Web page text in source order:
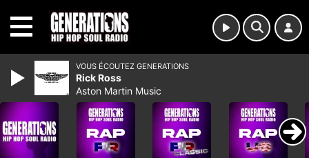
VOUS ÉCOUTEZ GENERATIONS
Rick Ross
Aston Martin Music